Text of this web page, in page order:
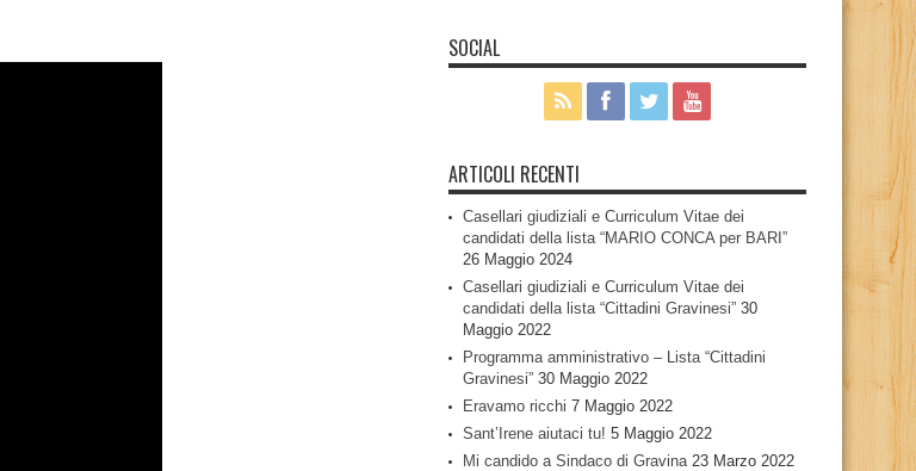
SOCIAL
ARTICOLI RECENTI
Casellari giudiziali e Curriculum Vitae dei
candidati della lista “MARIO CONCA per BARI”
26 Maggio 2024
Casellari giudiziali e Curriculum Vitae dei
candidati della lista “Cittadini Gravinesi” 30
Maggio 2022
Programma amministrativo – Lista “Cittadini
Gravinesi” 30 Maggio 2022
Eravamo ricchi 7 Maggio 2022
Sant’Irene aiutaci tu! 5 Maggio 2022
Mi candido a Sindaco di Gravina 23 Marzo 2022